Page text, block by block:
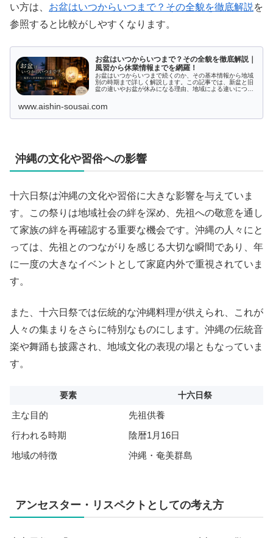
い方は、 お盆はいつからいつまで？その全貌を徹底解説 を
参照すると比較がしやすくなります。
お盆はいつからいつまで？その全貌を徹底解説｜
風習から休業情報までを網羅！
お盆はいつからいつまで続くのか、その基本情報から地域
別の時期まで詳しく解説します。この記事では、新盆と旧
盆の違いやお盆が休みになる理由、地域による違いについ
ビスの休業情報までを総合的に網羅し、あなたの疑問をス
www.aishin-sousai.com
沖縄の文化や習俗への影響
十六日祭は沖縄の文化や習俗に大きな影響を与えていま
す。この祭りは地域社会の絆を深め、先祖への敬意を通し
て家族の絆を再確認する重要な機会です。沖縄の人々にと
っては、先祖とのつながりを感じる大切な瞬間であり、年
に一度の大きなイベントとして家庭内外で重視されていま
す。
また、十六日祭では伝統的な沖縄料理が供えられ、これが
人々の集まりをさらに特別なものにします。沖縄の伝統音
楽や舞踊も披露され、地域文化の表現の場ともなっていま
す。
要素 十六日祭
主な目的
先祖供養
行われる時期
陰暦1月16日
地域の特徴
沖縄・奄美群島
アンセスター・リスペクトとしての考え方